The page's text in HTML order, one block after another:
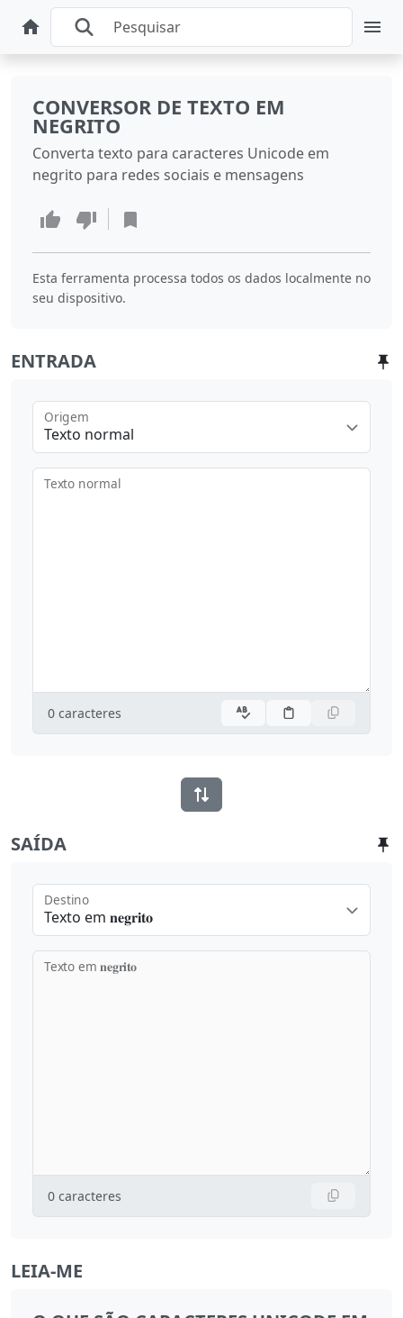
CONVERSOR DE TEXTO EM
NEGRITO
Converta texto para caracteres Unicode em
negrito para redes sociais e mensagens
Esta ferramenta processa todos os dados localmente no
seu dispositivo.
ENTRADA
Texto normal
Origem
Texto normal
0 caracteres
SAÍDA
Texto em 𝐧𝐞𝐠𝐫𝐢𝐭𝐨
Destino
Texto em 𝐧𝐞𝐠𝐫𝐢𝐭𝐨
0 caracteres
LEIA-ME